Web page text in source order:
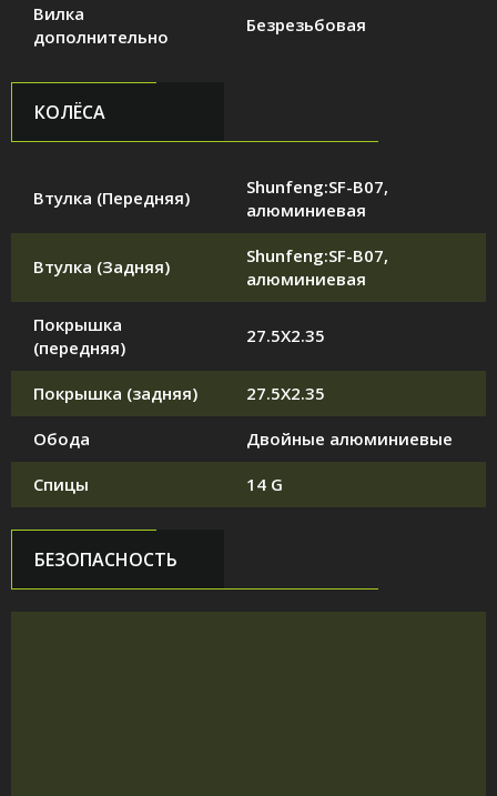
Вилка
дополнительно
Безрезьбовая
КОЛЁСА
Втулка (Передняя)
Shunfeng:SF-B07,
алюминиевая
Втулка (Задняя)
Shunfeng:SF-B07,
алюминиевая
Покрышка
(передняя)
27.5X2.35
Покрышка (задняя) 27.5X2.35
Обода Двойные алюминиевые
Спицы 14 G
БЕЗОПАСНОСТЬ